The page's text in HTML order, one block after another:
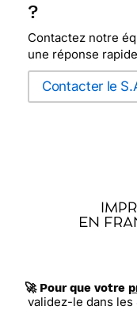
?
Contactez notre
une réponse
Contacter le
🚀 Pour que votre
validez-le dans les